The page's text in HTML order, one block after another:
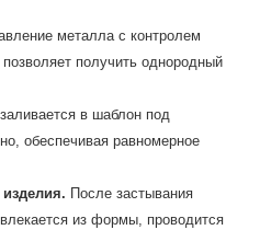
металла с контролем
получить однородный
в шаблон под
обеспечивая равномерное
После застывания
из формы, проводится